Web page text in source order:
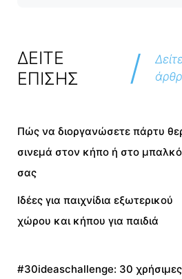
ΔΕΙΤΕ
ΕΠΙΣΗΣ
/
Πώς να διοργανώσετε πάρτυ
σινεμά στον κήπο ή στο
σας
Ιδέες για παιχνίδια εξωτερικού
χώρου και κήπου για παιδιά
#30ideaschallenge: 30